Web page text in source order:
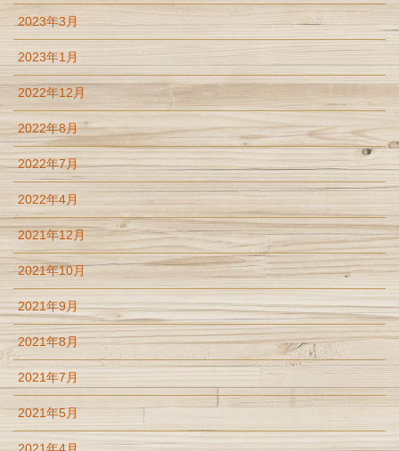
2023年3月
2023年1月
2022年12月
2022年8月
2022年7月
2022年4月
2021年12月
2021年10月
2021年9月
2021年8月
2021年7月
2021年5月